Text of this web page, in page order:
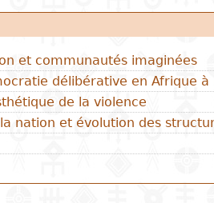
et communautés imaginées
délibérative en Afrique
de la violence
nation et évolution des